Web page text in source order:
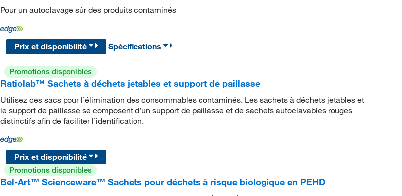
Pour un autoclavage sûr des produits contaminés
Prix et disponibilité Spécifications
Promotions disponibles
Ratiolab™ Sachets à déchets jetables et support de paillasse
Utilisez ces sacs pour l’élimination des consommables contaminés. Les sachets à déchets jetables et
le support de paillasse se composent d’un support de paillasse et de sachets autoclavables rouges
distinctifs afin de faciliter l’identification.
Prix et disponibilité
Promotions disponibles
Bel-Art™ Scienceware™ Sachets pour déchets à risque biologique en PEHD